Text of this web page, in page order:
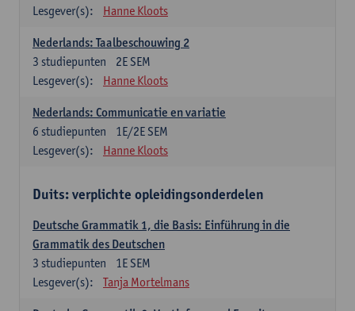
Lesgever(s):
Hanne Kloots
Nederlands: Taalbeschouwing 2
2E SEM
3 studiepunten
Lesgever(s):
Hanne Kloots
Nederlands: Communicatie en variatie
1E/2E SEM
6 studiepunten
Lesgever(s):
Hanne Kloots
Duits: verplichte opleidingsonderdelen
Deutsche Grammatik 1, die Basis: Einführung in die
Grammatik des Deutschen
1E SEM
3 studiepunten
Lesgever(s):
Tanja Mortelmans